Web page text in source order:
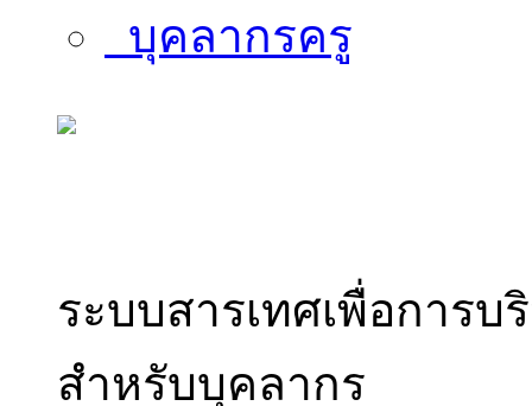
บุคลากรครู
ระบบสารเทศเพื่อการบ
สำหรับบุคลากร